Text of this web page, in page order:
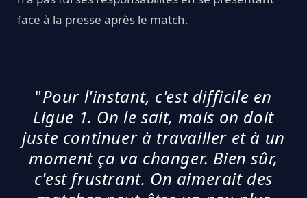
face à la presse après le match.
"Pour l'instant, c'est difficile en
Ligue 1. On le sait, mais on doit
juste continuer à travailler et à un
moment ça va changer. Bien sûr,
c'est frustrant. On aimerait des